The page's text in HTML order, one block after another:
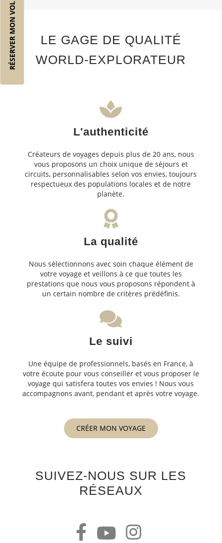
RÉSERVER MON VOL
LE GAGE DE QUALITÉ
WORLD-EXPLORATEUR
L'authenticité
Créateurs de voyages depuis plus de 20 ans, nous
vous proposons un choix unique de séjours et
circuits, personnalisables selon vos envies, toujours
respectueux des populations locales et de notre
planète.
La qualité
Nous sélectionnons avec soin chaque élément de
votre voyage et veillons à ce que toutes les
prestations que nous vous proposons répondent à
un certain nombre de critères prédéfinis.
Le suivi
Une équipe de professionnels, basés en France, à
votre écoute pour vous conseiller et vous proposer le
voyage qui satisfera toutes vos envies ! Nous vous
accompagnons avant, pendant et après votre voyage.
CRÉER MON VOYAGE
SUIVEZ-NOUS SUR LES
RÉSEAUX